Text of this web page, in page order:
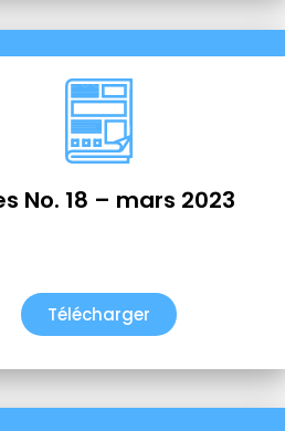
No. 18 – mars 2023
Télécharger